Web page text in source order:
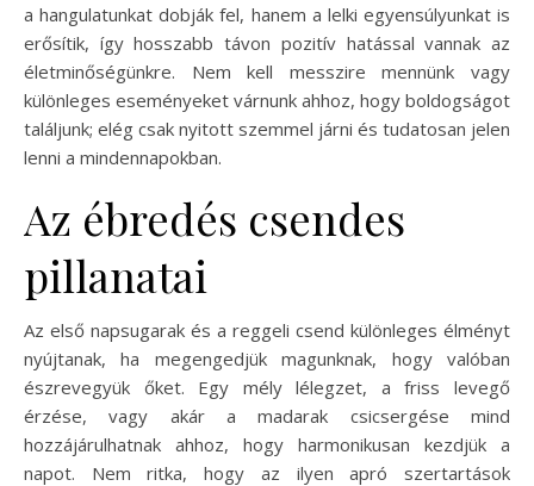
a hangulatunkat dobják fel, hanem a lelki egyensúlyunkat is
erősítik, így hosszabb távon pozitív hatással vannak az
életminőségünkre. Nem kell messzire mennünk vagy
különleges eseményeket várnunk ahhoz, hogy boldogságot
találjunk; elég csak nyitott szemmel járni és tudatosan jelen
lenni a mindennapokban.
Az ébredés csendes
pillanatai
Az első napsugarak és a reggeli csend különleges élményt
nyújtanak, ha megengedjük magunknak, hogy valóban
észrevegyük őket. Egy mély lélegzet, a friss levegő
érzése, vagy akár a madarak csicsergése mind
hozzájárulhatnak ahhoz, hogy harmonikusan kezdjük a
napot. Nem ritka, hogy az ilyen apró szertartások